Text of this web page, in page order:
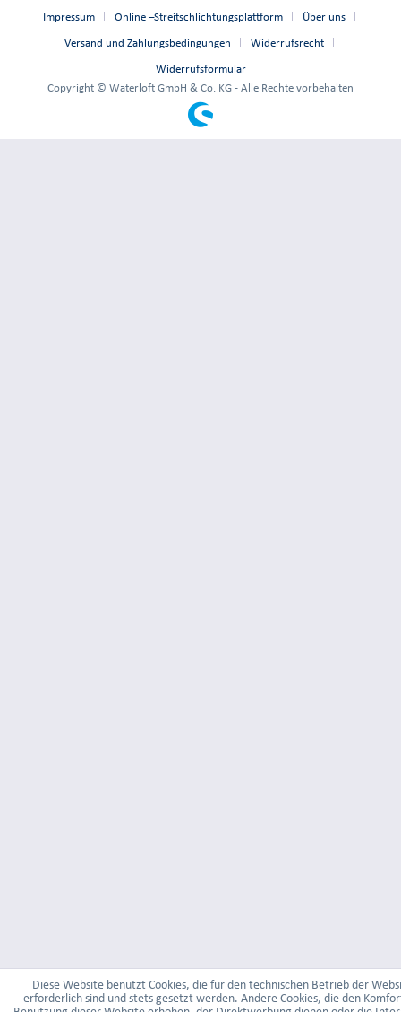
Impressum Online –Streitschlichtungsplattform Über uns
Versand und Zahlungsbedingungen Widerrufsrecht
Widerrufsformular
Copyright © Waterloft GmbH & Co. KG - Alle Rechte vorbehalten
Diese Website benutzt Cookies, die für den technischen Betrieb der
erforderlich sind und stets gesetzt werden. Andere Cookies, die den